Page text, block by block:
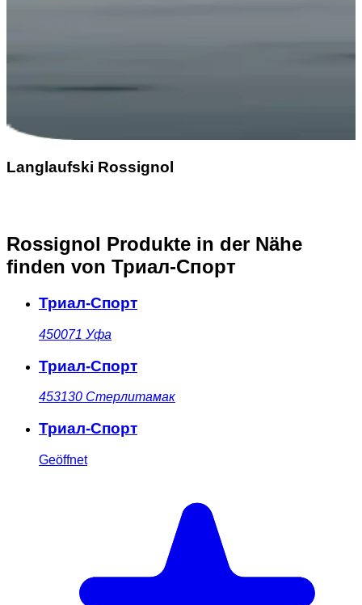
Langlaufski Rossignol
Rossignol Produkte in der Nähe
finden von Триал-Спорт
Триал-Спорт
450071 Уфа
Триал-Спорт
453130 Стерлитамак
Триал-Спорт
Geöffnet